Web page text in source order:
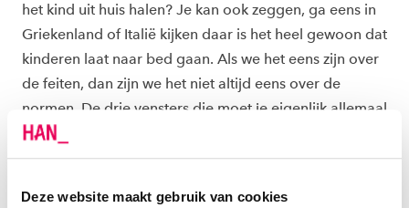
Deze website maakt gebruik van cookies
het kind uit huis halen? Je kan ook zeggen, ga eens in
Griekenland of Italië kijken daar is het heel gewoon dat
kinderen laat naar bed gaan. Als we het eens zijn over
de feiten, dan zijn we het niet altijd eens over de
normen. De drie vensters die moet je eigenlijk allemaal
belichten om een besluit te nemen voor het vierde
venster.”